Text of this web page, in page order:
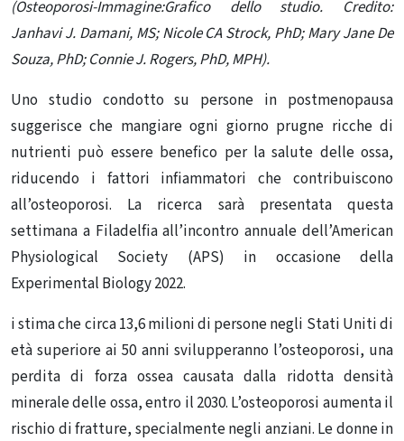
(Osteoporosi-Immagine:Grafico dello studio. Credito:
Janhavi J. Damani, MS; Nicole CA Strock, PhD; Mary Jane De
Souza, PhD; Connie J. Rogers, PhD, MPH).
Uno studio condotto su persone in postmenopausa
suggerisce che mangiare ogni giorno prugne ricche di
nutrienti può essere benefico per la salute delle ossa,
riducendo i fattori infiammatori che contribuiscono
all’osteoporosi. La ricerca sarà presentata questa
settimana a Filadelfia all’incontro annuale dell’American
Physiological Society (APS) in occasione della
Experimental Biology 2022.
i stima che circa 13,6 milioni di persone negli Stati Uniti di
età superiore ai 50 anni svilupperanno l’osteoporosi, una
perdita di forza ossea causata dalla ridotta densità
minerale delle ossa, entro il 2030. L’osteoporosi aumenta il
rischio di fratture, specialmente negli anziani. Le donne in